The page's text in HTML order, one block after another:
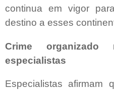
continua em vigor
destino a esses
Crime organizado
especialistas
Especialistas afirmam